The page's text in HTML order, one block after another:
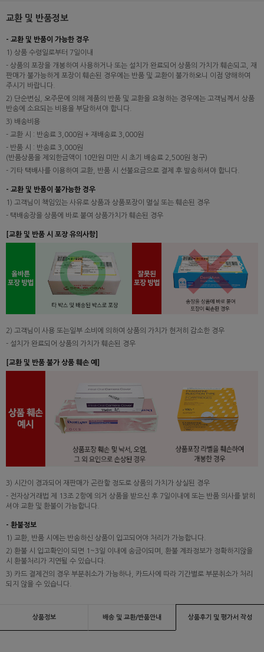
교환 및 반품정보
- 교환 및 반품이 가능한 경우
1) 상품 수령일로부터 7일이내
- 상품의 포장을 개봉하여 사용하거나 또는 설치가 완료되어 상품의 가치가 훼손되고, 재
판매가 불가능하게 포장이 훼손된 경우에는 반품 및 교환이 불가하오니 이점 양해하여
주시기 바랍니다.
2) 단순변심, 오주문에 의해 제품의 반품 및 교환을 요청하는 경우에는 고객님께서 상품
반송에 소요되는 비용을 부담하셔야 합니다.
3) 배송비용
- 교환 시 : 반송료 3,000원 + 재배송료 3,000원
- 반품 시 : 반송료 3,000원
(반품상품을 제외한금액이 10만원 미만 시 초기 배송료 2,500원 청구)
- 기타 택배사를 이용하여 교환, 반품 시 선불요금으로 결제 후 발송하셔야 합니다.
- 교환 및 반품이 불가능한 경우
1) 고객님이 책임있는 사유로 상품과 상품포장이 멸실 또는 훼손된 경우
- 택배송장을 상품에 바로 붙여 상품가치가 훼손된 경우
[교환 및 반품 시 포장 유의사항]
2) 고객님이 사용 또는일부 소비에 의하여 상품의 가치가 현저히 감소한 경우
- 설치가 완료되어 상품의 가치가 훼손된 경우
[교환 및 반품 불가 상품 훼손 예]
3) 시간이 경과되어 재판매가 곤란할 정도로 상품의 가치가 상실된 경우
- 전자상거래법 제 13조 2항에 의거 상품을 받으신 후 7일이내에 또는 반품 의사를 밝히
셔야 교환 및 환불이 가능합니다.
- 환불정보
1) 교환, 반품 시에는 반송하신 상품이 입고되어야 처리가 가능합니다.
2) 환불 시 입고확인이 되면 1~3일 이내에 송금이되며, 환불 계좌정보가 정확하지않을
시 환불처리가 지연될 수 있습니다.
3) 카드 결제건의 경우 부분취소가 가능하나, 카드사에 따라 기간별로 부분취소가 처리
되지 않을 수 있습니다.
상품정보 배송 및 교환/반품안내 상품후기 및 평가서 작성